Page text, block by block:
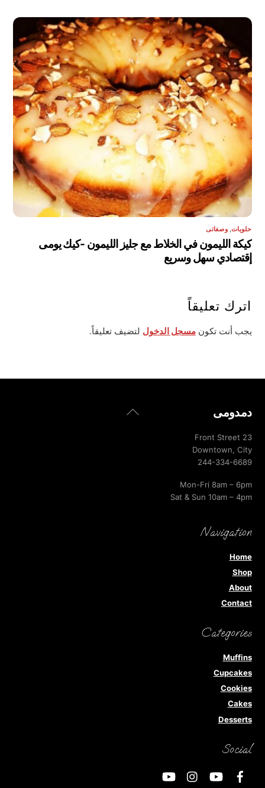
حلويات,وصفاتى
كيكة الليمون في الخلاط مع جليز الليمون -كيك يومى
إقتصادي سهل وسريع
اترك تعليقاً
يجب أنت تكونمسجل الدخول لتضيف تعليقاً.
Back
دمدومى
23 Front Street
Downtown, City
244-334-6689
Mon-Fri 8am – 6pm
Sat & Sun 10am – 4pm
Navigation
Home
Shop
About
Contact
Categories
Muffins
Cupcakes
Cookies
Cakes
Desserts
Social